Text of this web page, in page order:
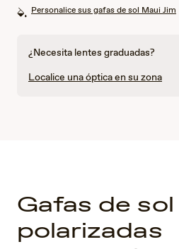
Personalice sus gafas de sol Maui Jim
¿Necesita lentes graduadas?
Localice una óptica en su zona
Gafas de sol
polarizadas